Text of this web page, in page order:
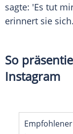
sagte: 'Es tut
erinnert sie sich.
So
Instagram